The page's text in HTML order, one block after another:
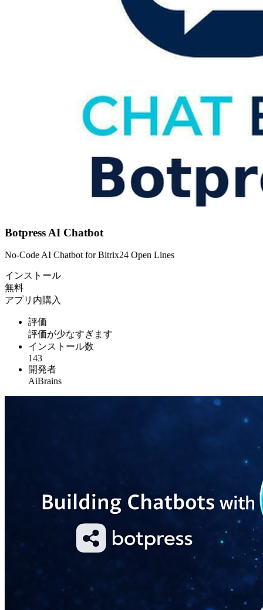
Botpress AI Chatbot
No-Code AI Chatbot for Bitrix24 Open Lines
インストール
無料
アプリ内購入
評価
評価が少なすぎます
インストール数
143
開発者
AiBrains